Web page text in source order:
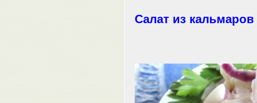
Салат из кальмаров